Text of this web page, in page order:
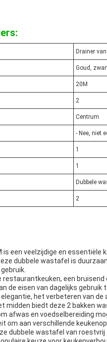
Drainer
Goud,
20M
2
Centrum
- Nee, niet
1
1
Dubbele
2
is een veelzijdige en
dubbele wastafel is
restaurantkeuken, een
de eisen van dagelijks
het verbeteren van de
midden biedt deze 2 bakken
afwas en voedselbereiding
om aan verschillende
dubbele wastafel van